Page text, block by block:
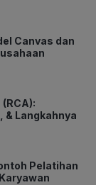
Canvas dan
Langkahnya
Pelatihan